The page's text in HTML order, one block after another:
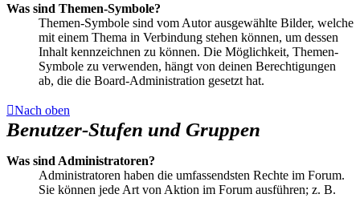
Was sind Themen-Symbole?
Themen-Symbole sind vom Autor ausgewählte Bilder, welche
mit einem Thema in Verbindung stehen können, um dessen
Inhalt kennzeichnen zu können. Die Möglichkeit, Themen-
Symbole zu verwenden, hängt von deinen Berechtigungen
ab, die die Board-Administration gesetzt hat.
Nach oben
Benutzer-Stufen und Gruppen
Was sind Administratoren?
Administratoren haben die umfassendsten Rechte im Forum.
Sie können jede Art von Aktion im Forum ausführen; z. B.